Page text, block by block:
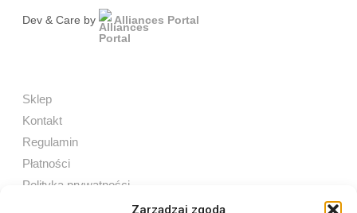
Zarządzaj zgodą
Dev & Care by Alliances Portal
Sklep
Kontakt
Regulamin
Płatności
Polityka prywatności